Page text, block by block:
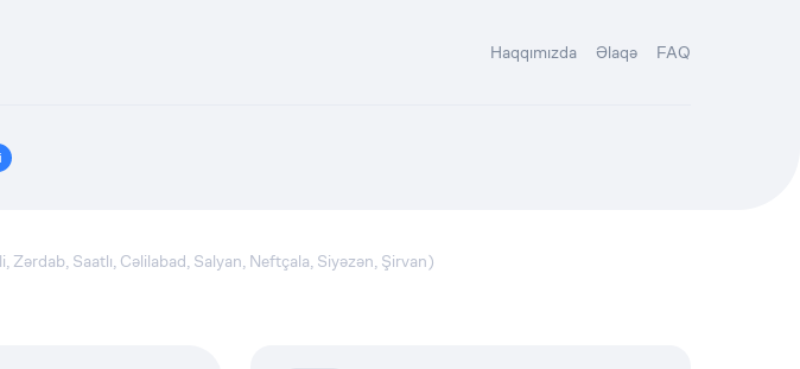
Haqqımızda Əlaqə FAQ
Saatlı, Cəlilabad, Salyan, Neftçala, Siyəzən, Şirvan)